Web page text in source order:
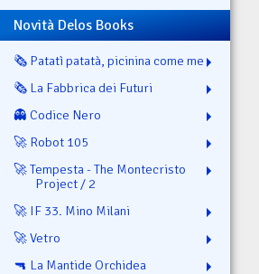
Novità Delos Books
🗞️ Patatì patatà, picinina come me
🗞️ La Fabbrica dei Futuri
👻 Codice Nero
🚀 Robot 105
🚀 Tempesta - The Montecristo
Project / 2
🚀 IF 33. Mino Milani
🚀 Vetro
🔫 La Mantide Orchidea